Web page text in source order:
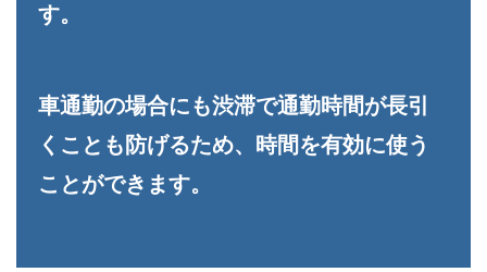
す。
車通勤の場合にも渋滞で通勤時間が長引
くことも防げるため、時間を有効に使う
ことができます。